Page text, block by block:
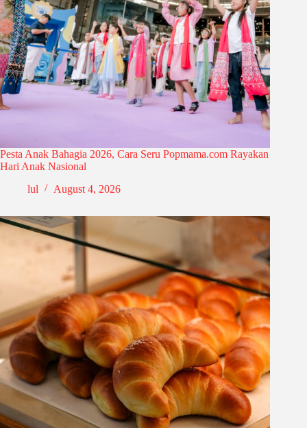
Pesta Anak Bahagia 2026, Cara Seru Popmama.com Rayakan
Hari Anak Nasional
lul
August 4, 2026